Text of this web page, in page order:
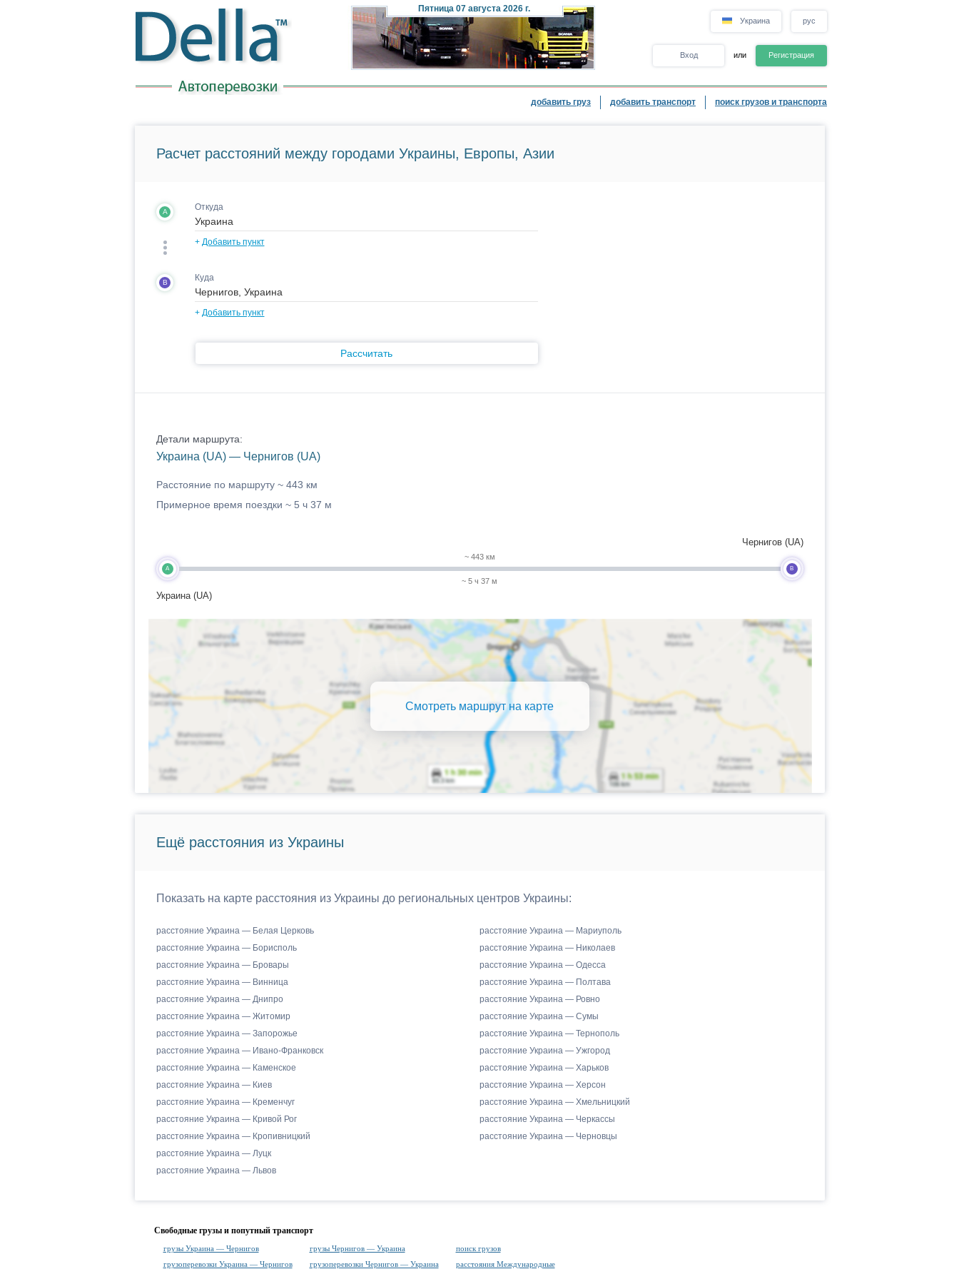
Пятница07 августа 2026 г.
Украина рус
Вход или Регистрация
добавить груз добавить транспорт поиск грузов и транспорта
Расчет расстояний между городами Украины, Европы, Азии
A Откуда
+ Добавить пункт
B Куда
+ Добавить пункт
Рассчитать
Детали маршрута:
Украина (UA) — Чернигов (UA)
Расстояние по маршруту ~ 443 км
Примерное время поездки ~ 5 ч 37 м
A
Украина (UA)
~ 443 км
~ 5 ч 37 м
B
Чернигов (UA)
Смотреть маршрут на карте
Ещё расстояния из Украины
Показать на карте расстояния из Украины до региональных центров Украины:
расстояние Украина — Белая Церковь
расстояние Украина — Борисполь
расстояние Украина — Бровары
расстояние Украина — Винница
расстояние Украина — Днипро
расстояние Украина — Житомир
расстояние Украина — Запорожье
расстояние Украина — Ивано-Франковск
расстояние Украина — Каменское
расстояние Украина — Киев
расстояние Украина — Кременчуг
расстояние Украина — Кривой Рог
расстояние Украина — Кропивницкий
расстояние Украина — Луцк
расстояние Украина — Львов
расстояние Украина — Мариуполь
расстояние Украина — Николаев
расстояние Украина — Одесса
расстояние Украина — Полтава
расстояние Украина — Ровно
расстояние Украина — Сумы
расстояние Украина — Тернополь
расстояние Украина — Ужгород
расстояние Украина — Харьков
расстояние Украина — Херсон
расстояние Украина — Хмельницкий
расстояние Украина — Черкассы
расстояние Украина — Черновцы
Свободные грузы и попутный транспорт
грузы Украина — Чернигов грузы Чернигов — Украина
поиск грузов
грузоперевозки Украина — Чернигов
грузоперевозки Чернигов — Украина расстояния Международные